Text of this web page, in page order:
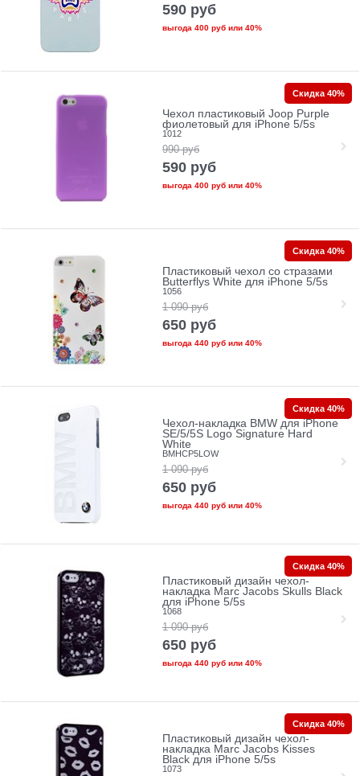
590 руб
выгода 400 рубили 40%
Чехол пластиковый Joop Purple
фиолетовый для iPhone 5/5s
1012
990 руб
590 руб
выгода 400 рубили 40%
Скидка 40%
Пластиковый чехол со стразами
Butterflys White для iPhone 5/5s
1056
1 090 руб
650 руб
выгода 440 рубили 40%
Скидка 40%
Чехол-накладка BMW для iPhone
SE/5/5S Logo Signature Hard
White
BMHCP5LOW
1 090 руб
650 руб
выгода 440 рубили 40%
Скидка 40%
Пластиковый дизайн чехол-
накладка Marc Jacobs Skulls Black
для iPhone 5/5s
1068
1 090 руб
650 руб
выгода 440 рубили 40%
Скидка 40%
Пластиковый дизайн чехол-
накладка Marc Jacobs Kisses
Black для iPhone 5/5s
1073
Скидка 40%